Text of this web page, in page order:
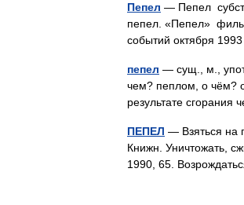
Пепел — Пепел
пепел. «Пепел»
событий октября
пепел — сущ., м.,
чем? пеплом, о чём?
результате
ПЕПЕЛ — Взяться на
Книжн. Уничтожать,
1990, 65.